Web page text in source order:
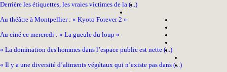
Derrière les étiquettes, les vraies victimes de la (...)
Au théâtre à Montpellier : « Kyoto Forever 2 »
Au ciné ce mercredi : « La gueule du loup »
« La domination des hommes dans l’espace public est nette (...)
« Il y a une diversité d’aliments végétaux qui n’existe pas dans (...)